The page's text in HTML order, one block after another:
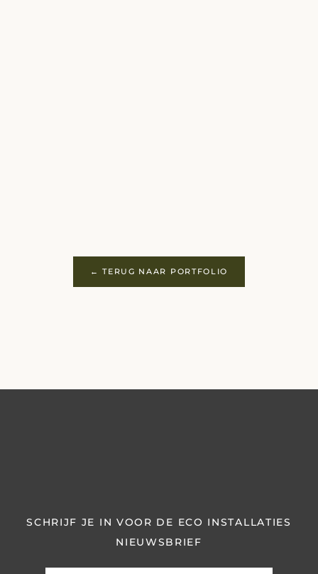
← TERUG NAAR PORTFOLIO
SCHRIJF JE IN VOOR DE ECO INSTALLATIES
NIEUWSBRIEF